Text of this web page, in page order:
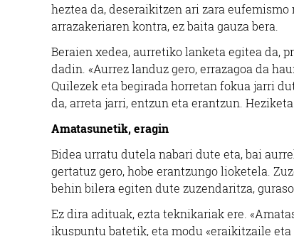
heztea da, deseraikitzen ari zara
arrazakeriaren kontra, ez baita gauza bera.
Beraien xedea, aurretiko lanketa egitea da,
dadin. «Aurrez landuz gero, errazagoa da
Quilezek eta begirada horretan fokua jarri
da, arreta jarri, entzun eta erantzun.
Amatasunetik, eragin
Bidea urratu dutela nabari dute eta, bai
gertatuz gero, hobe erantzungo lioketela.
behin bilera egiten dute zuzendaritza,
Ez dira adituak, ezta teknikariak ere.
ikuspuntu batetik, eta modu «eraikitzaile